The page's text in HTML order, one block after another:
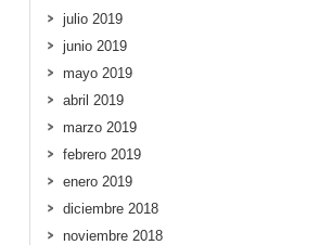
julio 2019
junio 2019
mayo 2019
abril 2019
marzo 2019
febrero 2019
enero 2019
diciembre 2018
noviembre 2018